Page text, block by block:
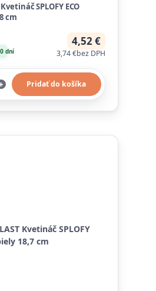
Kvetináč SPLOFY ECO
cm
4,52 €
3,74 €bez DPH
dní
Pridať do košíka